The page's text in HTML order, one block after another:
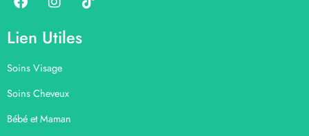
Lien Utiles
Soins Visage
Soins Cheveux
Bébé et Maman